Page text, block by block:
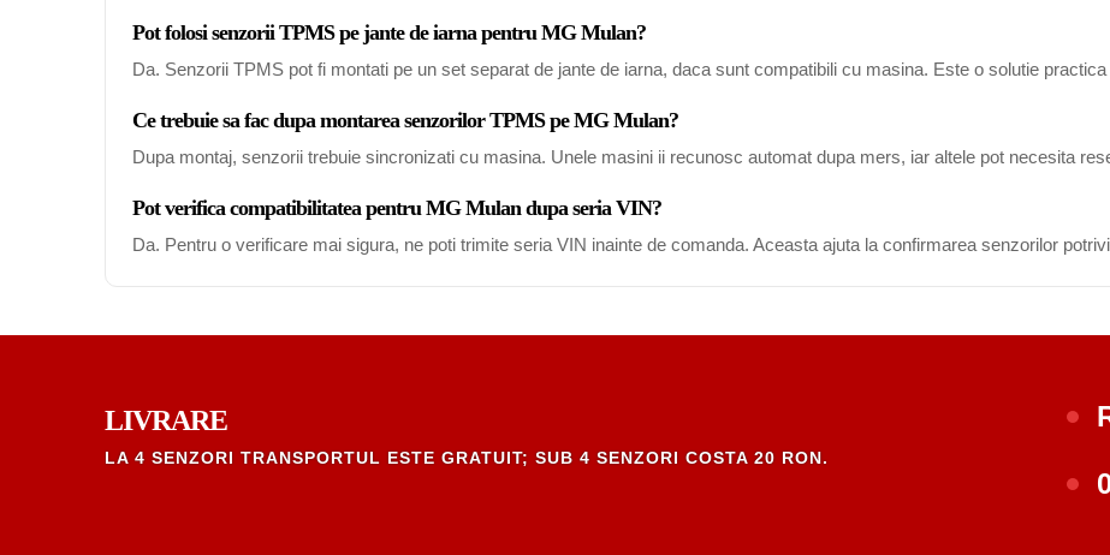
Pot folosi senzorii TPMS pe jante de iarna pentru MG Mulan?
Da. Senzorii TPMS pot fi montati pe un set separat de jante de iarna, daca sunt compatibili cu masina. Este o solutie
Ce trebuie sa fac dupa montarea senzorilor TPMS pe MG Mulan?
Dupa montaj, senzorii trebuie sincronizati cu masina. Unele masini ii recunosc automat dupa mers, iar altele pot necesita
Pot verifica compatibilitatea pentru MG Mulan dupa seria VIN?
Da. Pentru o verificare mai sigura, ne poti trimite seria VIN inainte de comanda. Aceasta ajuta la confirmarea senzorilor
LIVRARE
LA 4 SENZORI TRANSPORTUL ESTE GRATUIT; SUB 4 SENZORI COSTA 20 RON.